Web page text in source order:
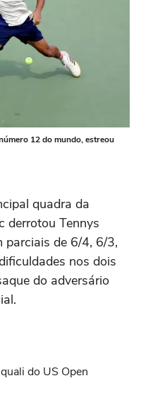
12 do mundo, estreou
quadra da
derrotou Tennys
parciais de 6/4, 6/3,
nos dois
do adversário
do US Open